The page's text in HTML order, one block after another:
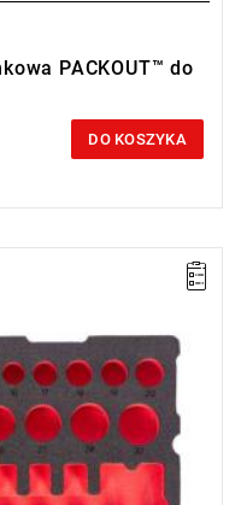
PACKOUT™ do
DO KOSZYKA